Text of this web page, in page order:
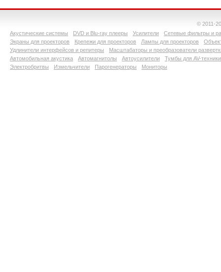
© 2011-
Акустические системы
DVD и Blu-ray плееры Усилители
Сетевые фильтры и
Экраны для проекторов
Крепежи для проекторов Лампы для проекторов
Удлинители интерфейсов и репитеры
Масштабаторы и преобразователи
Автомобильная акустика
Автомагнитолы Автоусилители
Тумбы для AV-техники
Электробритвы
Измельчители Парогенераторы Мониторы